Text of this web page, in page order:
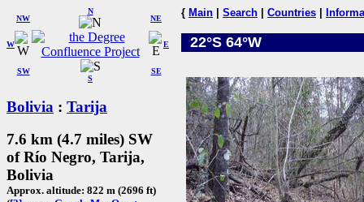
W
NW
N
NE
SW
S
SE
E
Bolivia : Tarija
7.6 km (4.7 miles) SW
of Río Negro, Tarija,
Bolivia
Approx. altitude: 822 m (2696 ft)
{ Main Search Countries
22°S 64°W